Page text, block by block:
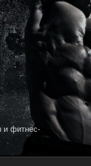
и фитнес-